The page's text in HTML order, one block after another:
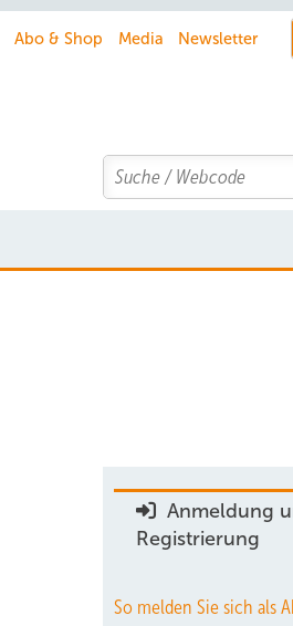
Abo & Shop Media Newsletter
Search
Anmeldung
Registrierung
So melden Sie sich als